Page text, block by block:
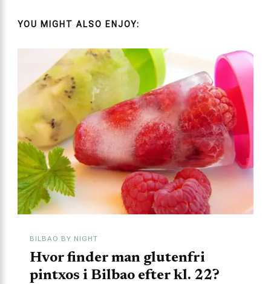
YOU MIGHT ALSO ENJOY:
BILBAO BY NIGHT
Hvor finder man glutenfri
pintxos i Bilbao efter kl. 22?